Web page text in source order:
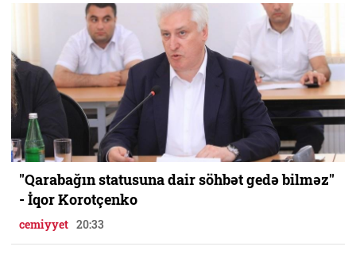
"Qarabağın statusuna dair söhbət gedə bilməz"
- İqor Korotçenko
cemiyyet 20:33